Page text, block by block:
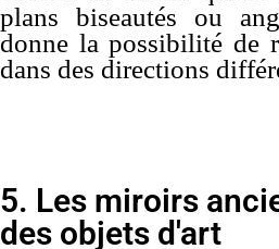
plans biseautés ou
donne la possibilité de
dans des directions
5. Les miroirs
des objets d'art